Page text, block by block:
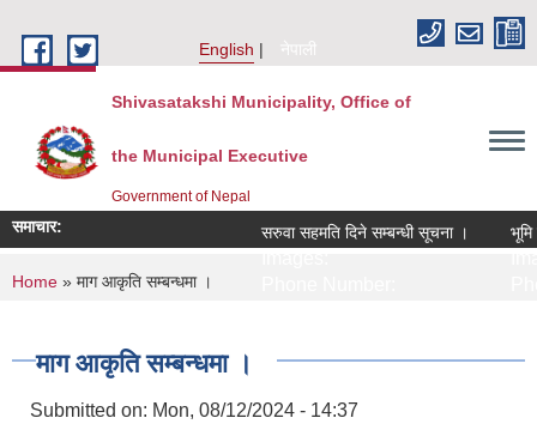
English
नेपाली
Shivasatakshi Municipality, Office of
the Municipal Executive
Government of Nepal
समाचार: सरुवा सहमति दिने सम्बन्धी सूचना ।
You are here
Home » माग आकृति सम्बन्धमा ।
माग आकृति सम्बन्धमा ।
Submitted on: Mon, 08/12/2024 - 14:37